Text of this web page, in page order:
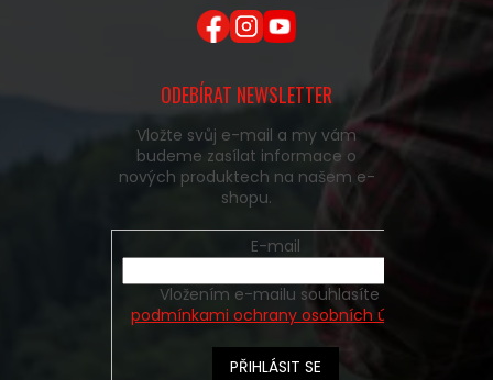
ODEBÍRAT NEWSLETTER
Vložte svůj e-mail a my vám
budeme zasílat informace o
nových produktech na našem e-
shopu.
E-mail
podmínkami ochrany osobních údajů
PŘIHLÁSIT SE